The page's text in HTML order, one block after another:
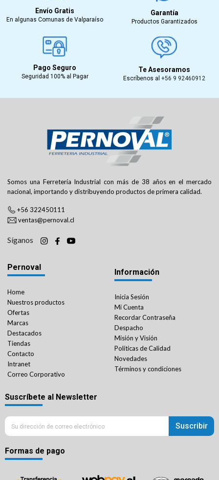
Envío Gratis
En algunas Comunas de Valparaíso
Garantía
Productos Garantizados
Pago Seguro
Seguridad 100% al Pagar
Te Asesoramos
Escríbenos al +56 9 92460912
Somos una Ferretería Industrial con más de 38 años en el mercado
nacional, importando y distribuyendo productos de primera calidad.
+56 322450111
ventas@pernoval.cl
Síganos
Pernoval
Home
Nuestros productos
Ofertas
Marcas
Destacados
Tiendas
Contacto
Intranet
Correo Corporativo
Información
Inicia Sesión
Mi Cuenta
Recordar Contraseña
Despacho
Misión y Visión
Políticas de Calidad
Novedades
Términos y condiciones
Suscríbete al Newsletter
Suscribir
Formas de pago